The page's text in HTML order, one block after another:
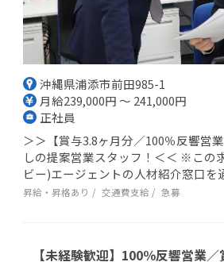
沖縄県浦添市前田985-1
月給239,000円 ～ 241,000円
正社員
＞＞【賞与3.8ヶ月分／100％反響営
しの提案営業スタッフ！＜＜ ※この
ビー)エージェントの人材紹介窓口を
昇給・昇格あり 交通費支給 急募
【未経験歓迎】100％反響営業